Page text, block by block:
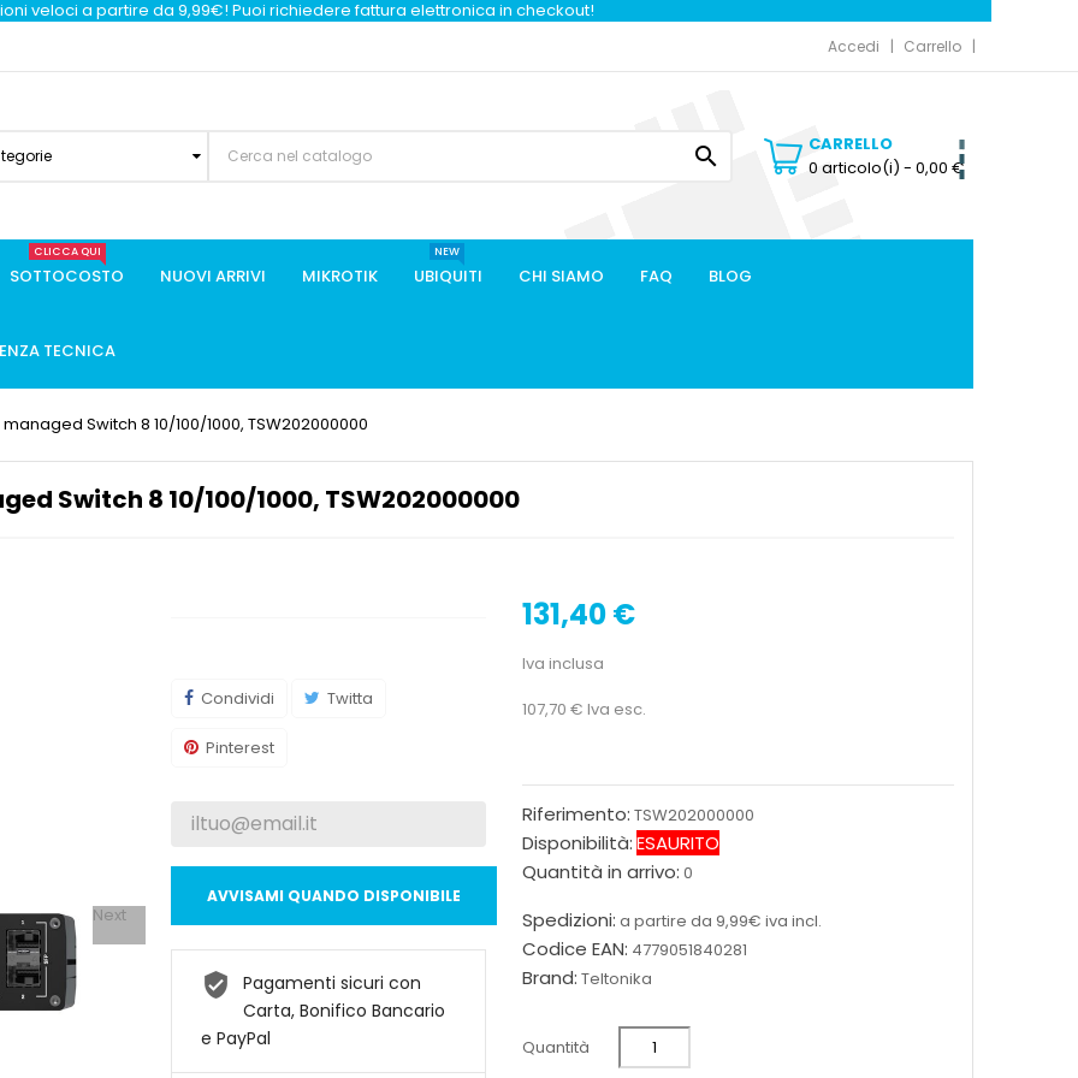
veloci a partire da 9,99€! Puoi richiedere fattura elettronica in checkout!
Accedi Carrello

CARRELLO
0 articolo(i) - 0,00 €
SOTTOCOSTO
CLICCA QUI
NUOVI ARRIVI MIKROTIK UBIQUITI
NEW
CHI SIAMO FAQ BLOG
TECNICA
Switch 8 10/100/1000, TSW202000000
Switch 8 10/100/1000, TSW202000000
Next
131,40 €
Iva inclusa
107,70 € Iva esc.
Riferimento: TSW202000000
Disponibilità:ESAURITO
Quantità in arrivo: 0
Spedizioni: a partire da 9,99€ iva incl.
Codice EAN: 4779051840281
Brand: Teltonika
Quantità
Condividi Twitta
Pinterest
AVVISAMI QUANDO DISPONIBILE
Pagamenti sicuri con
Carta, Bonifico Bancario
e PayPal